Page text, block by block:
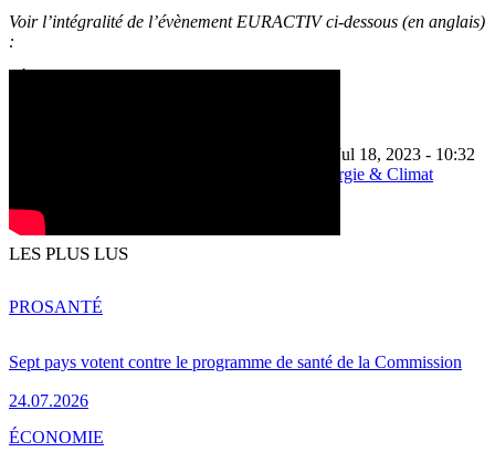
Voir l’intégralité de l’évènement EURACTIV ci-dessous (en anglais)
:
Dernière mise à jour: Jul 18, 2023 - 10:32
Energie & Climat
Print
LES PLUS LUS
Sept pays votent contre le programme de santé de la Commission
24.07.2026
PROSANTÉ
ÉCONOMIE